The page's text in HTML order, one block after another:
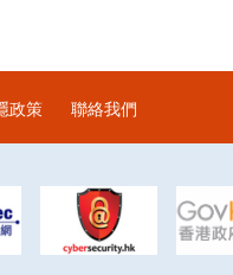
政策 聯絡我們